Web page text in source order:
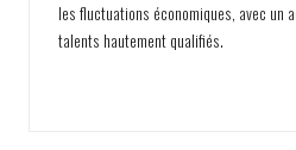
les fluctuations économiques, avec un
talents hautement qualifiés.